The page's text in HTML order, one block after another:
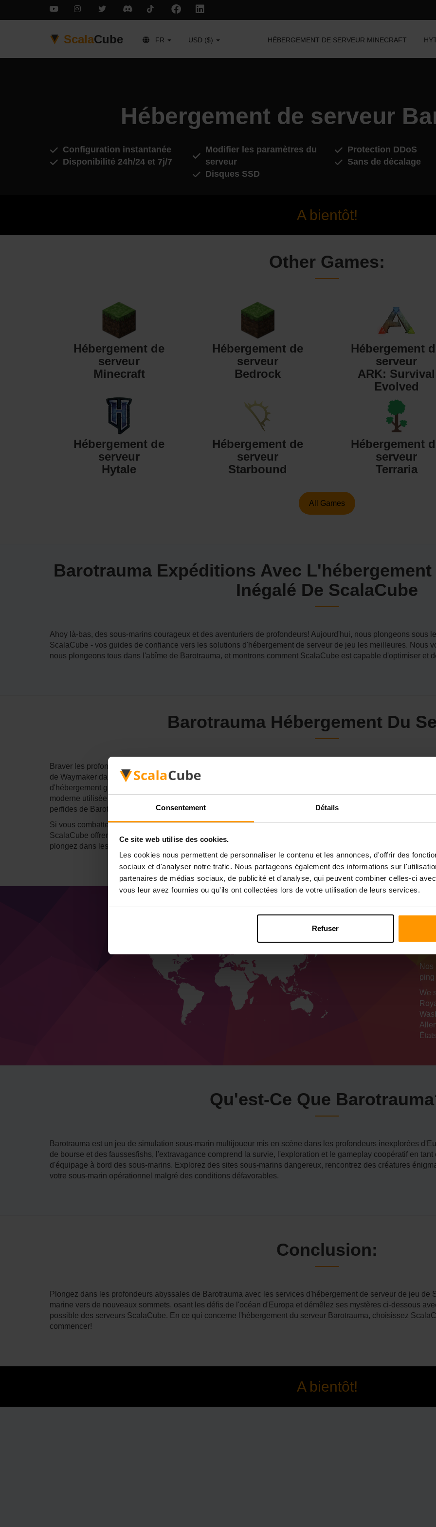
Consentement Détails
Ce site web utilise des cookies.
Les cookies nous permettent de personnaliser le contenu et les annonces, d'offrir des
sociaux et d'analyser notre trafic. Nous partageons également des informations sur
partenaires de médias sociaux, de publicité et d'analyse, qui peuvent combiner celles-ci
vous leur avez fournies ou qu'ils ont collectées lors de votre utilisation de leurs services.
Refuser
ScalaCube FR USD ($) HÉBERGEMENT DE SERVEUR MINECRAFT
Hébergement de serveur
Configuration instantanée
Disponibilité 24h/24 et 7j/7
Modifier les paramètres du
serveur
Disques SSD
Protection DDoS
Sans de décalage
A bientôt!
Other Games:
Hébergement de
serveur
Minecraft
Hébergement de
serveur
Bedrock
Hébergement
serveur
ARK: Survival
Evolved
Hébergement de
serveur
Hytale
Hébergement de
serveur
Starbound
Hébergement
serveur
Terraria
All Games
Barotrauma Expéditions Avec L'hébergement
Inégalé De ScalaCube
Ahoy là-bas, des sous-marins courageux et des aventuriers de profondeurs! Aujourd'hui, nous plongeons sous
ScalaCube - vos guides de confiance vers les solutions d'hébergement de serveur de jeu les meilleures. Nous
nous plongeons tous dans l'abîme de Barotrauma, et montrons comment ScalaCube est capable d'optimiser et
Barotrauma Hébergement Du
Braver les profondeurs dangereuses de Barotrauma appelle un partenaire constant, et notre hébergement de
de Waymaker dans votre voyage à travers les océans mortels grouillant de terreurs d'énormes proportions et
d'hébergement garantit qu'il n'y aura pas de rupture dans votre trajet défiant la mort et bannit les problèmes de
moderne utilisée - les serveurs à faible latence et le panneau de commande facile à maîtriser ScalaCube vous
perfides de Barotrauma sans problème.
Si vous combattez contre la mer Des monstres, la réparation des sous-marins ou l'exploration avec d'autres
ScalaCube offrent de la stabilité et de la bouée du sommet de votre expérience de jeu. Choisissez ScalaCube
plongez dans les abysses les plus profondes de l'océan.
We
Qu'est-Ce Que
Barotrauma est un jeu de simulation sous-marin multijoueur mis en scène dans les profondeurs inexplorées
de bourse et des faussesfishs, l'extravagance comprend la survie, l'exploration et le gameplay coopératif en
d'équipage à bord des sous-marins. Explorez des sites sous-marins dangereux, rencontrez des créatures
votre sous-marin opérationnel malgré des conditions défavorables.
Conclusion:
Plongez dans les profondeurs abyssales de Barotrauma avec les services d'hébergement de serveur de jeu de
marine vers de nouveaux sommets, osant les défis de l'océan d'Europa et démêlez ses mystères ci-dessous
possible des serveurs ScalaCube. En ce qui concerne l'hébergement du serveur Barotrauma, choisissez
commencer!
A bientôt!